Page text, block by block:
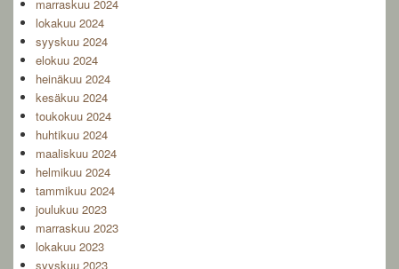
marraskuu 2024
lokakuu 2024
syyskuu 2024
elokuu 2024
heinäkuu 2024
kesäkuu 2024
toukokuu 2024
huhtikuu 2024
maaliskuu 2024
helmikuu 2024
tammikuu 2024
joulukuu 2023
marraskuu 2023
lokakuu 2023
syyskuu 2023